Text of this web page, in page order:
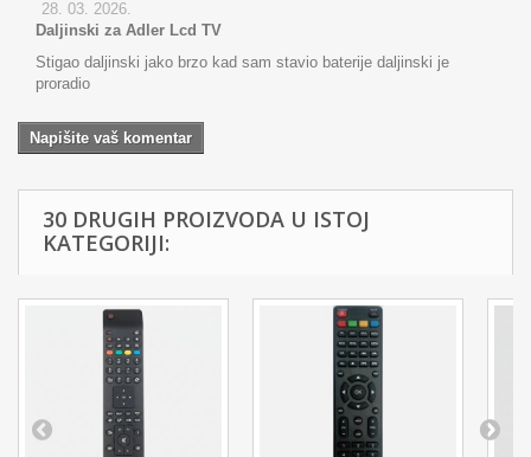
28. 03. 2026.
Daljinski za Adler Lcd TV
Stigao daljinski jako brzo kad sam stavio baterije daljinski je
proradio
Napišite vaš komentar
30 DRUGIH PROIZVODA U ISTOJ
KATEGORIJI: